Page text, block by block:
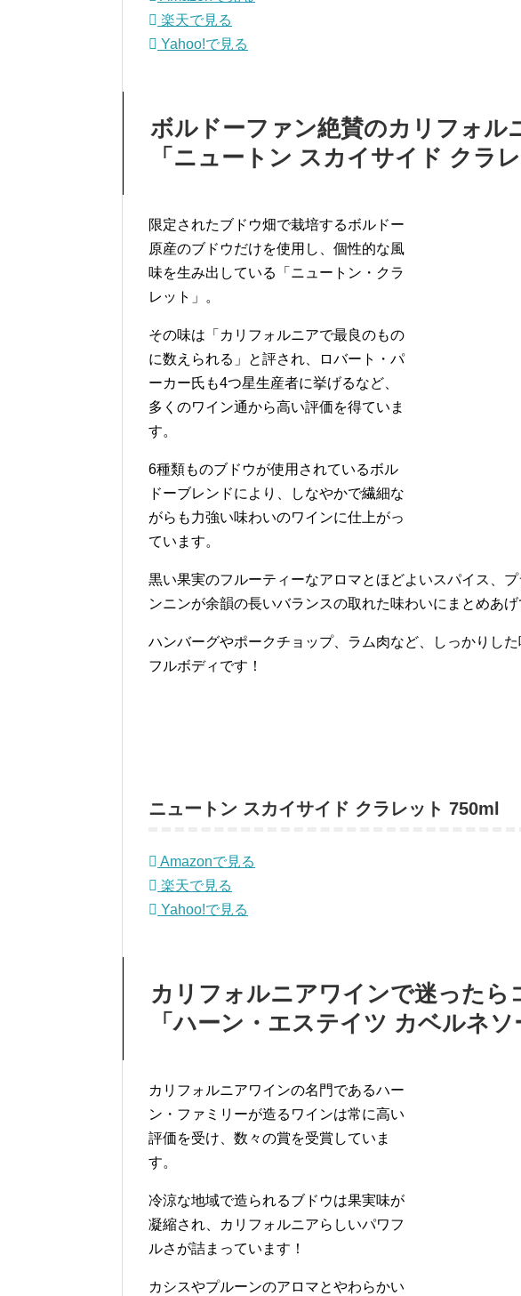
楽天で見る
Yahoo!で見る
ボルドーファン絶賛のカリフォル
「ニュートン スカイサイド クラレ
限定されたブドウ畑で栽培するボルドー
原産のブドウだけを使用し、個性的な風
味を生み出している「ニュートン・クラ
レット」。
その味は「カリフォルニアで最良のもの
に数えられる」と評され、ロバート・パ
ーカー氏も4つ星生産者に挙げるなど、
多くのワイン通から高い評価を得ていま
す。
6種類ものブドウが使用されているボル
ドーブレンドにより、しなやかで繊細な
がらも力強い味わいのワインに仕上がっ
ています。
黒い果実のフルーティーなアロマとほどよいスパイス、
ンニンが余韻の長いバランスの取れた味わいにまとめあげ
ハンバーグやポークチョップ、ラム肉など、しっかりし
フルボディです！
ニュートン スカイサイド クラレット 750ml
Amazonで見る
楽天で見る
Yahoo!で見る
カリフォルニアワインで迷ったら
「ハーン・エステイツ カベルネソ
カリフォルニアワインの名門であるハー
ン・ファミリーが造るワインは常に高い
評価を受け、数々の賞を受賞していま
す。
冷涼な地域で造られるブドウは果実味が
凝縮され、カリフォルニアらしいパワフ
ルさが詰まっています！
カシスやプルーンのアロマとやわらかい